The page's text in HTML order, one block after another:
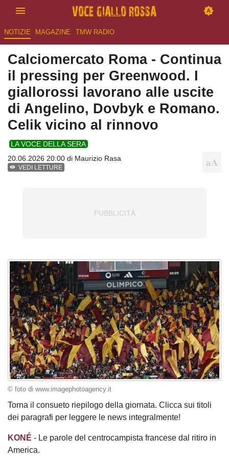
NOTIZIE MAGAZINE TMW RADIO
Calciomercato Roma - Continua
il pressing per Greenwood. I
giallorossi lavorano alle uscite
di Angelino, Dovbyk e Romano.
Celik vicino al rinnovo
LA VOCE DELLA SERA
20.06.2026 20:00 di Maurizio Rasa
VEDI LETTURE
© foto di www.imagephotoagency.it
Torna il consueto riepilogo della giornata. Clicca sui titoli
dei paragrafi per leggere le news integralmente!
KONÉ - Le parole del centrocampista francese dal ritiro in
America.